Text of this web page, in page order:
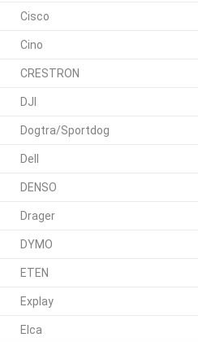
Cisco
Cino
CRESTRON
DJI
Dogtra/Sportdog
Dell
DENSO
Drager
DYMO
ETEN
Explay
Elca